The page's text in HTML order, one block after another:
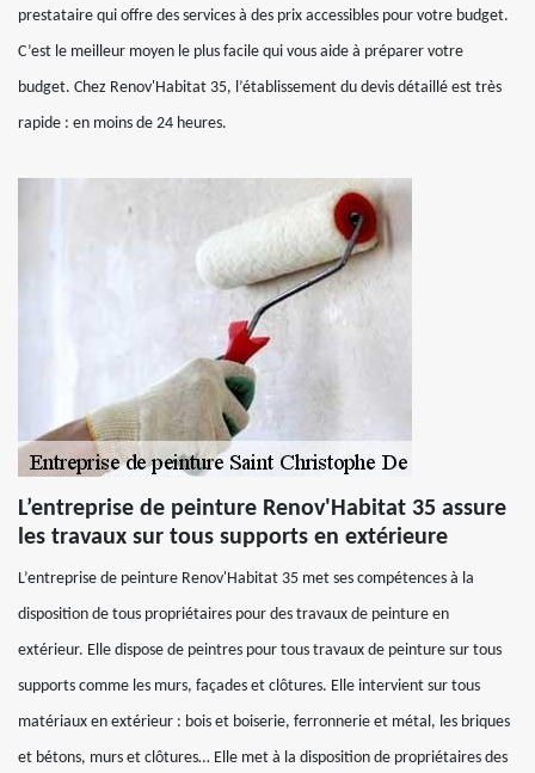
prestataire qui offre des services à des prix accessibles pour votre budget.
C’est le meilleur moyen le plus facile qui vous aide à préparer votre
budget. Chez Renov'Habitat 35, l’établissement du devis détaillé est très
rapide : en moins de 24 heures.
L’entreprise de peinture Renov'Habitat 35 assure
les travaux sur tous supports en extérieure
L’entreprise de peinture Renov'Habitat 35 met ses compétences à la
disposition de tous propriétaires pour des travaux de peinture en
extérieur. Elle dispose de peintres pour tous travaux de peinture sur tous
supports comme les murs, façades et clôtures. Elle intervient sur tous
matériaux en extérieur : bois et boiserie, ferronnerie et métal, les briques
et bétons, murs et clôtures… Elle met à la disposition de propriétaires des